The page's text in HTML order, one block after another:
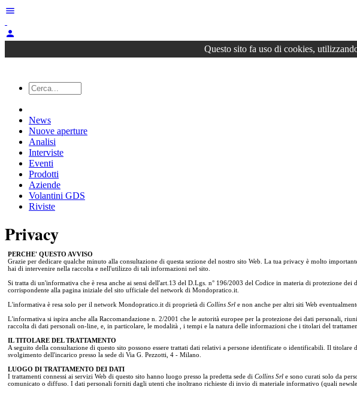
menu
person
Questo sito fa uso di cookies,
News
Nuove aperture
Analisi
Interviste
Eventi
Prodotti
Aziende
Volantini GDS
Riviste
Privacy
PERCHE' QUESTO AVVISO
Grazie per dedicare qualche minuto alla consultazione di questa sezione del nostro sito Web. La tua privacy è molto
hai di intervenire nella raccolta e nell'utilizzo di tali informazioni nel sito.
Si tratta di un'informativa che è resa anche ai sensi dell'art.13 del D.Lgs. n° 196/2003 del Codice in materia di protezione
corrispondente alla pagina iniziale del sito ufficiale del network di Mondopratico.it.
L'informativa è resa solo per il network Mondopratico.it di proprietà di Collins Srl e non anche per altri siti Web
L'informativa si ispira anche alla Raccomandazione n. 2/2001 che le autorità europee per la protezione dei dati personali,
raccolta di dati personali on-line, e, in particolare, le modalità , i tempi e la natura delle informazioni che i titolari del
IL TITOLARE DEL TRATTAMENTO
A seguito della consultazione di questo sito possono essere trattati dati relativi a persone identificate o identificabili. Il titolare
svolgimento dell'incarico presso la sede di Via G. Pezzotti, 4 - Milano.
LUOGO DI TRATTAMENTO DEI DATI
I trattamenti connessi ai servizi Web di questo sito hanno luogo presso la predetta sede di Collins Srl e sono curati solo da
comunicato o diffuso. I dati personali forniti dagli utenti che inoltrano richieste di invio di materiale informativo (quali